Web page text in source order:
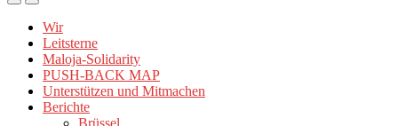
Mobil-
umschalten
Suchfeld
umschalten
Wir
Leitsterne
Maloja-Solidarity
PUSH-BACK MAP
Unterstützen und Mitmachen
Berichte